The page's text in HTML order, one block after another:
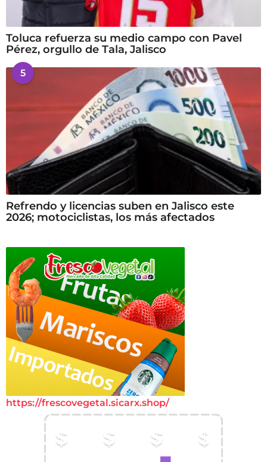
Toluca refuerza su medio campo con Pavel
Pérez, orgullo de Tala, Jalisco
5
Refrendo y licencias suben en Jalisco este
2026; motociclistas, los más afectados
https://frescovegetal.sicarx.shop/